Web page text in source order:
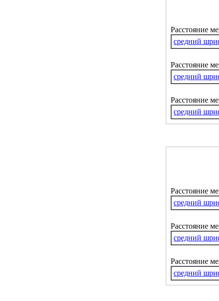
Расстояние
средний
Расстояние
средний
Расстояние
средний
Расстояние
средний
Расстояние
средний
Расстояние
средний